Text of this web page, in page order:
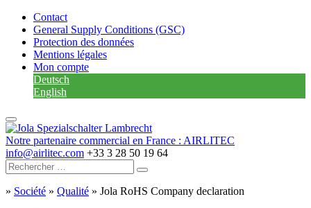
Contact
General Supply Conditions (GSC)
Protection des données
Mentions légales
Mon compte
Deutsch
English
Notre partenaire commercial en France : AIRLITEC
info@airlitec.com +33 3 28 50 19 64
» Société » Qualité » Jola RoHS Company declaration